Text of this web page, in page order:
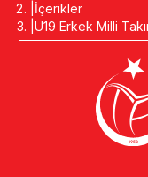
İçerikler
U19 Erkek Milli